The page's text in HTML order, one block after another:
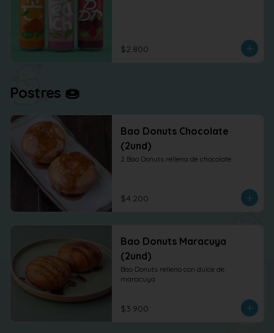
$2.800
Postres 🍩
Bao Donuts Chocolate
(2und)
2 Bao Donuts rellena de chocolate
$4.200
Bao Donuts Maracuya
(2und)
Bao Donuts relleno con dulce de
maracuya
$3.900